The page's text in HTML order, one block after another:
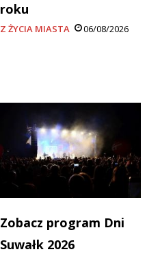
roku
Z ŻYCIA MIASTA 06/08/2026
Zobacz program Dni
Suwałk 2026